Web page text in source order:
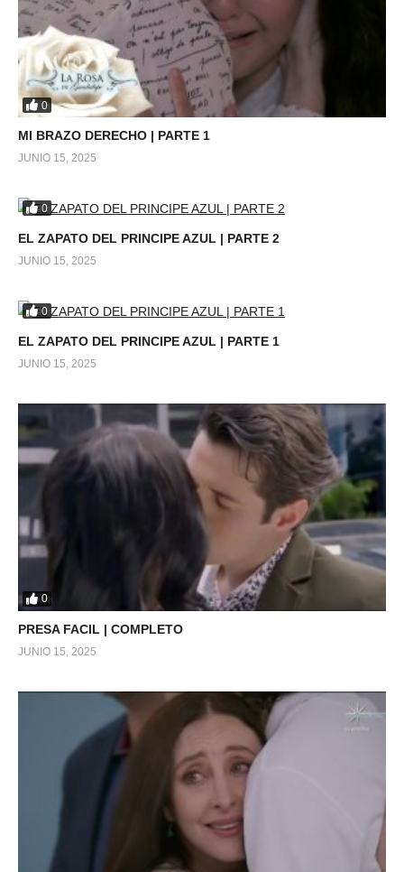
0
MI BRAZO DERECHO | PARTE 1
JUNIO 15, 2025
0
EL ZAPATO DEL PRINCIPE AZUL | PARTE 2
JUNIO 15, 2025
0
EL ZAPATO DEL PRINCIPE AZUL | PARTE 1
JUNIO 15, 2025
0
PRESA FACIL | COMPLETO
JUNIO 15, 2025